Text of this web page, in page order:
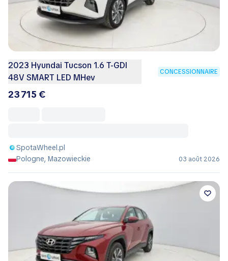
2023 Hyundai Tucson 1.6 T-GDI
48V SMART LED MHev
CONCESSIONNAIRE
23 715 €
SpotaWheel.pl
Pologne, Mazowieckie
03 août 2026